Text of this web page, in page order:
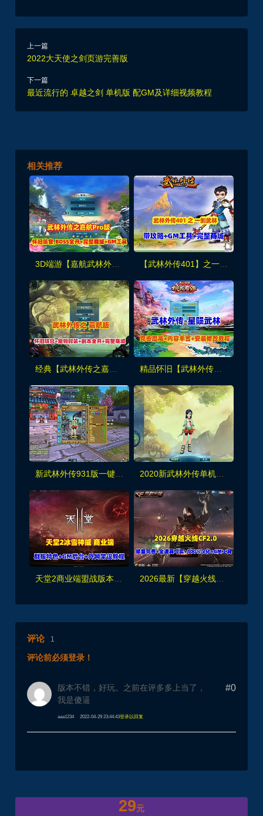
上一篇
2022大天使之剑页游完善版
下一篇
最近流行的 卓越之剑 单机版 配GM及详细视频教程
相关推荐
3D端游【嘉航武林外传之书生Pro版】怀旧防官,BOSS全开+完整商城+GM工具+EL编辑器 【武林外传401】之一剑武林养老端,带攻略+GM工具及装备发送工具+完整商城+EL编辑器
经典【武林外传之嘉航版】怀旧防官版,宠物时装,副本BOSS全开放+完整商城+GM工具 精品怀旧【武林外传之星陨武林新春版】+GM工具+修改工具及架设视频教程
新武林外传931版一键端 游戏内Gm控制台及GM工具 2020新武林外传单机版书生端一键端书生第二版飞羽剧情副本GM工具
2026最新【穿越火线CF2.0】一键端,修复各种错误，全道具可买100%汉化+GM工具
评论 1
评论前必须登录！
#0
版本不错，好玩。之前在评多多上当了，
我是傻逼
aaa1234 2022-04-29 23:44:43登录以回复
29元